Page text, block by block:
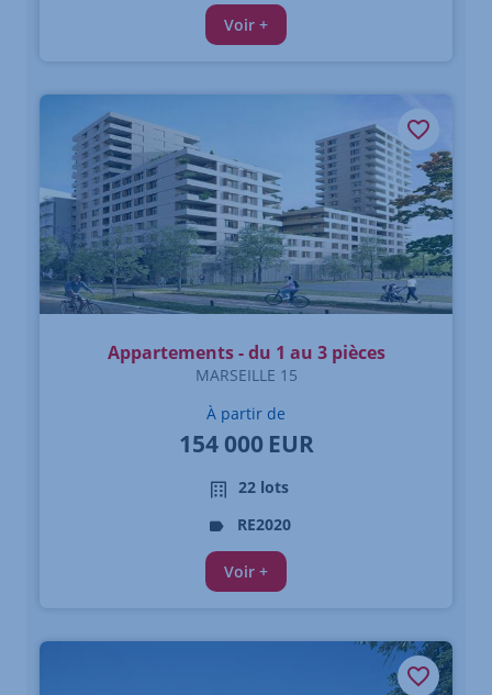
Voir +
Appartements - du 1 au 3 pièces
MARSEILLE 15
À partir de
154 000 EUR
22 lots
RE2020
Voir +